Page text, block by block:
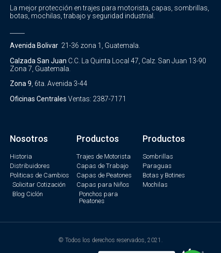
La mejor protección en trajes para motorista, capas, sombrillas,
botas, mochilas, trabajo y seguridad industrial.
Avenida Bolivar 21-36 zona 1, Guatemala.
Calzada San Juan C.C. La Quinta Local 47, Calz. San Juan 13-90
Zona 7, Guatemala.
Zona 9, 6ta. Avenida 3-44
Oficinas Centrales Ventas: 2387-7171
Nosotros
Historia
Distribuidores
Politicas de Cambios
Solicitar Cotización
Blog Ciclón
Productos
Trajes de Motorista
Capas de Trabajo
Capas de Peatones
Capas para Niños
Ponchos para
Peatones
Productos
Sombrillas
Paraguas
Botas y Botines
Mochilas
© Todos los derechos reservados, 2021.